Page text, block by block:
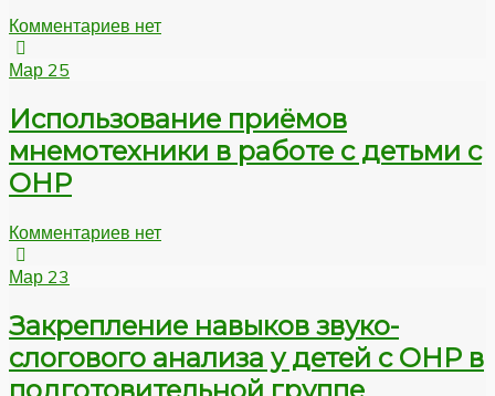
Комментариев нет
Мар 25
Использование приёмов
мнемотехники в работе с детьми с
ОНР
Комментариев нет
Мар 23
Закрепление навыков звуко-
слогового анализа у детей с ОНР в